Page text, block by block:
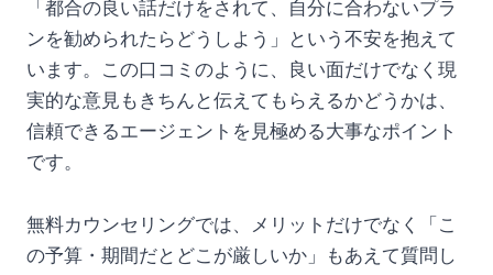
「都合の良い話だけをされて、自分に合わないプラ
ンを勧められたらどうしよう」という不安を抱えて
います。この口コミのように、良い面だけでなく現
実的な意見もきちんと伝えてもらえるかどうかは、
信頼できるエージェントを見極める大事なポイント
です。
無料カウンセリングでは、メリットだけでなく「こ
の予算・期間だとどこが厳しいか」もあえて質問し